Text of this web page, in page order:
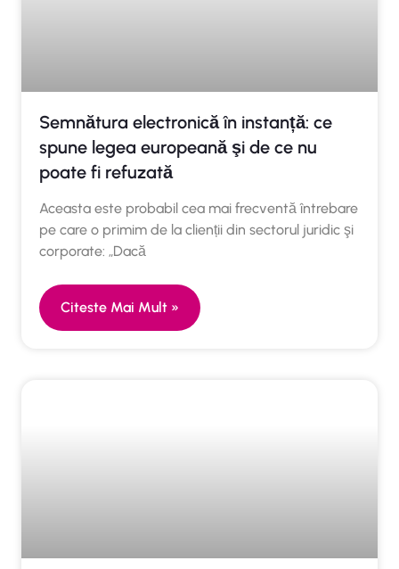
Semnătura electronică în instanță: ce
spune legea europeană şi de ce nu
poate fi refuzată
Aceasta este probabil cea mai frecventă întrebare
pe care o primim de la clienții din sectorul juridic şi
corporate: „Dacă
Citeste Mai Mult »